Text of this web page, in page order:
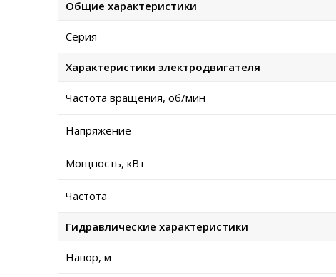
Общие характеристики
Серия
Характеристики электродвигателя
Частота вращения, об/мин
Напряжение
Мощность, кВт
Частота
Гидравлические характеристики
Напор, м